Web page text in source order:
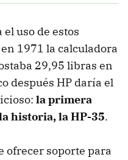
uso de estos
1971 la calculadora
29,95 libras en
después HP daría el
la primera
historia, la HP-35.
ofrecer soporte para